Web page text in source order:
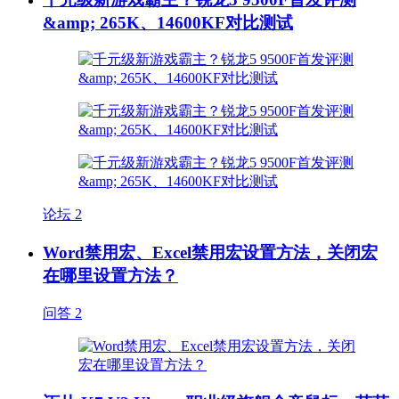
&amp; 265K、14600KF对比测试
论坛 2
Word禁用宏、Excel禁用宏设置方法，关闭宏
在哪里设置方法？
问答 2